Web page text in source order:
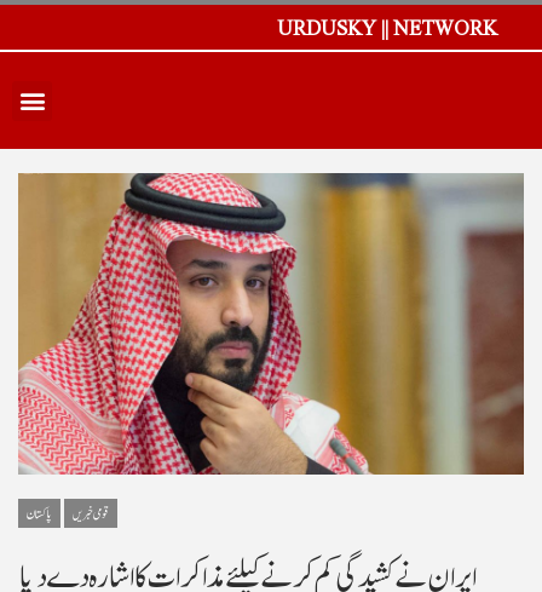
URDUSKY || NETWORK
پاکستان قومی خبریں
ایران نے کشیدگی کم کرنے کیلئے مذاکرات کا اشارہ دے دیا